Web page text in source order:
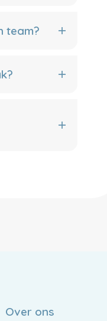
team?
Over ons